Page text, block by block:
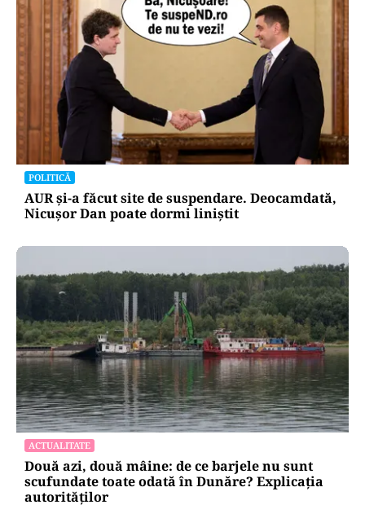
POLITICĂ
AUR și-a făcut site de suspendare. Deocamdată,
Nicușor Dan poate dormi liniștit
ACTUALITATE
Două azi, două mâine: de ce barjele nu sunt
scufundate toate odată în Dunăre? Explicația
autorităților